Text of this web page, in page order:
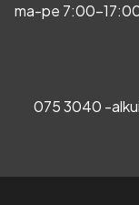
ma-pe 7:00-
075 3040 -